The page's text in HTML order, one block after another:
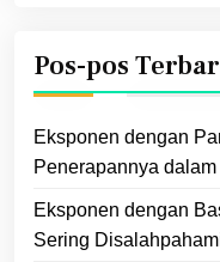
Pos-pos
Eksponen dengan
Penerapannya
Eksponen dengan
Sering